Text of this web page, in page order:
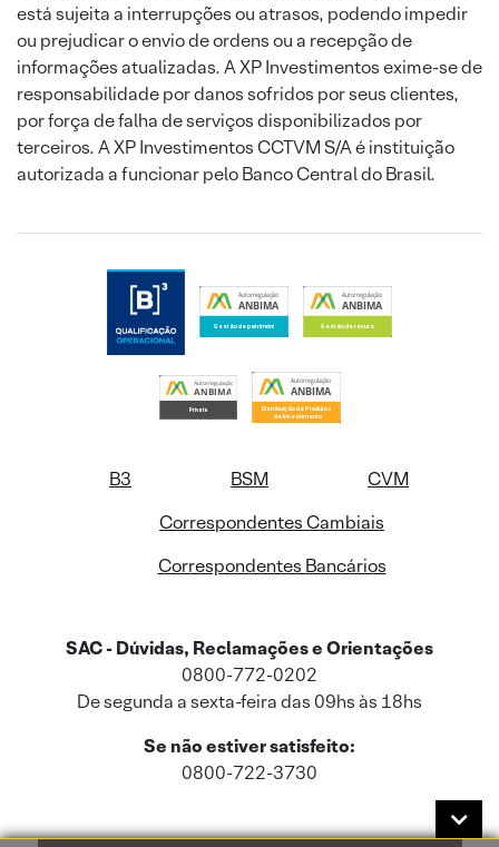
está sujeita a interrupções ou atrasos, podendo impedir
ou prejudicar o envio de ordens ou a recepção de
informações atualizadas. A XP Investimentos exime-se de
responsabilidade por danos sofridos por seus clientes,
por força de falha de serviços disponibilizados por
terceiros. A XP Investimentos CCTVM S/A é instituição
autorizada a funcionar pelo Banco Central do Brasil.
B3 BSM
CVM
Correspondentes Cambiais
Correspondentes Bancários
SAC - Dúvidas, Reclamações e Orientações
0800-772-0202
De segunda a sexta-feira das 09hs às 18hs
Se não estiver satisfeito:
0800-722-3730